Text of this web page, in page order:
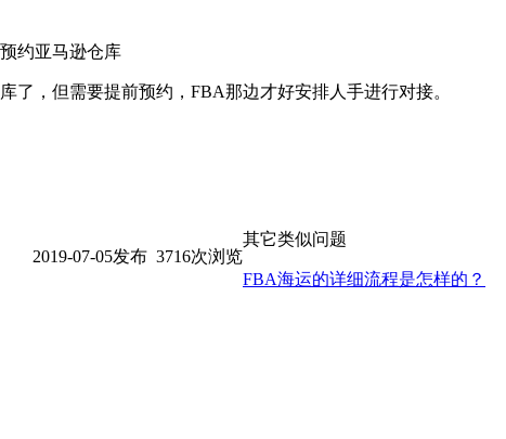
约亚马逊仓库
了，但需要提前预约，FBA那边才好安排人手进行对接。
2019-07-05发布 3716次浏览
其它类似问题
FBA海运的详细流程是怎样的？